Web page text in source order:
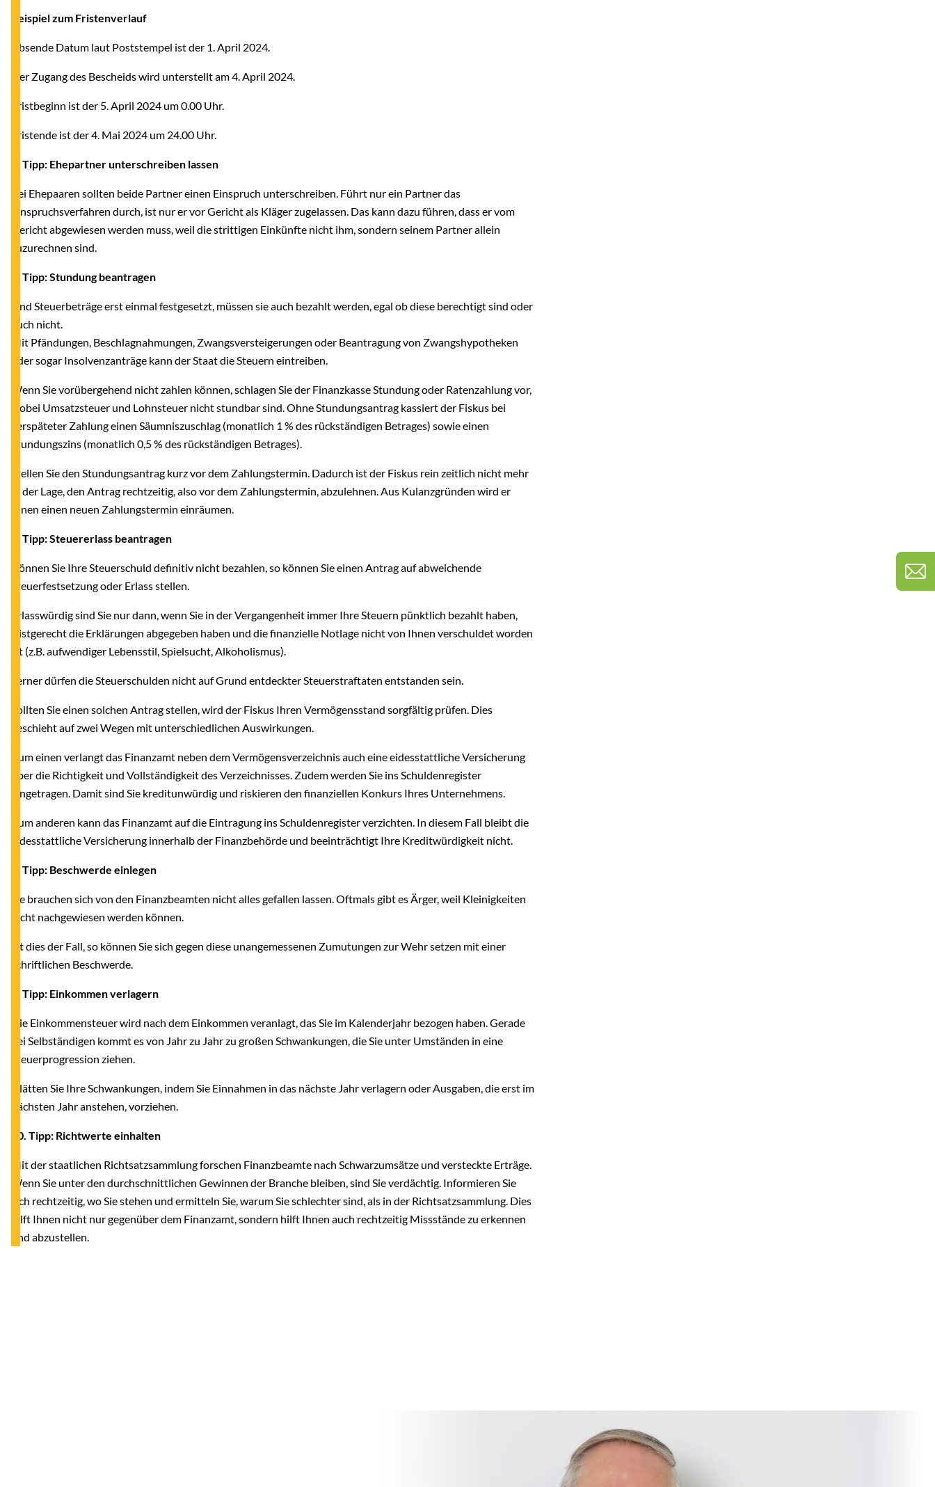
Beispiel zum Fristenverlauf
Absende Datum laut Poststempel ist der 1. April 2024.
Der Zugang des Bescheids wird unterstellt am 4. April 2024.
Fristbeginn ist der 5. April 2024 um 0.00 Uhr.
Fristende ist der 4. Mai 2024 um 24.00 Uhr.
5. Tipp: Ehepartner unterschreiben lassen
Bei Ehepaaren sollten beide Partner einen Einspruch unterschreiben. Führt nur ein Partner das
Einspruchsverfahren durch, ist nur er vor Gericht als Kläger zugelassen. Das kann dazu führen, dass er vom
Gericht abgewiesen werden muss, weil die strittigen Einkünfte nicht ihm, sondern seinem Partner allein
zuzurechnen sind.
6. Tipp: Stundung beantragen
Sind Steuerbeträge erst einmal festgesetzt, müssen sie auch bezahlt werden, egal ob diese berechtigt sind oder
auch nicht.
Mit Pfändungen, Beschlagnahmungen, Zwangsversteigerungen oder Beantragung von Zwangshypotheken
oder sogar Insolvenzanträge kann der Staat die Steuern eintreiben.
Wenn Sie vorübergehend nicht zahlen können, schlagen Sie der Finanzkasse Stundung oder Ratenzahlung vor,
wobei Umsatzsteuer und Lohnsteuer nicht stundbar sind. Ohne Stundungsantrag kassiert der Fiskus bei
verspäteter Zahlung einen Säumniszuschlag (monatlich 1 % des rückständigen Betrages) sowie einen
Stundungszins (monatlich 0,5 % des rückständigen Betrages).
Stellen Sie den Stundungsantrag kurz vor dem Zahlungstermin. Dadurch ist der Fiskus rein zeitlich nicht mehr
in der Lage, den Antrag rechtzeitig, also vor dem Zahlungstermin, abzulehnen. Aus Kulanzgründen wird er
Ihnen einen neuen Zahlungstermin einräumen.
7. Tipp: Steuererlass beantragen
Können Sie Ihre Steuerschuld definitiv nicht bezahlen, so können Sie einen Antrag auf abweichende
Steuerfestsetzung oder Erlass stellen.
Erlasswürdig sind Sie nur dann, wenn Sie in der Vergangenheit immer Ihre Steuern pünktlich bezahlt haben,
fristgerecht die Erklärungen abgegeben haben und die finanzielle Notlage nicht von Ihnen verschuldet worden
ist (z.B. aufwendiger Lebensstil, Spielsucht, Alkoholismus).
Ferner dürfen die Steuerschulden nicht auf Grund entdeckter Steuerstraftaten entstanden sein.
Sollten Sie einen solchen Antrag stellen, wird der Fiskus Ihren Vermögensstand sorgfältig prüfen. Dies
geschieht auf zwei Wegen mit unterschiedlichen Auswirkungen.
Zum einen verlangt das Finanzamt neben dem Vermögensverzeichnis auch eine eidesstattliche Versicherung
über die Richtigkeit und Vollständigkeit des Verzeichnisses. Zudem werden Sie ins Schuldenregister
eingetragen. Damit sind Sie kreditunwürdig und riskieren den finanziellen Konkurs Ihres Unternehmens.
Zum anderen kann das Finanzamt auf die Eintragung ins Schuldenregister verzichten. In diesem Fall bleibt die
eidesstattliche Versicherung innerhalb der Finanzbehörde und beeinträchtigt Ihre Kreditwürdigkeit nicht.
8. Tipp: Beschwerde einlegen
Sie brauchen sich von den Finanzbeamten nicht alles gefallen lassen. Oftmals gibt es Ärger, weil Kleinigkeiten
nicht nachgewiesen werden können.
Ist dies der Fall, so können Sie sich gegen diese unangemessenen Zumutungen zur Wehr setzen mit einer
schriftlichen Beschwerde.
9. Tipp: Einkommen verlagern
Die Einkommensteuer wird nach dem Einkommen veranlagt, das Sie im Kalenderjahr bezogen haben. Gerade
bei Selbständigen kommt es von Jahr zu Jahr zu großen Schwankungen, die Sie unter Umständen in eine
Steuerprogression ziehen.
Glätten Sie Ihre Schwankungen, indem Sie Einnahmen in das nächste Jahr verlagern oder Ausgaben, die erst im
nächsten Jahr anstehen, vorziehen.
10. Tipp: Richtwerte einhalten
Mit der staatlichen Richtsatzsammlung forschen Finanzbeamte nach Schwarzumsätze und versteckte Erträge.
Wenn Sie unter den durchschnittlichen Gewinnen der Branche bleiben, sind Sie verdächtig. Informieren Sie
sich rechtzeitig, wo Sie stehen und ermitteln Sie, warum Sie schlechter sind, als in der Richtsatzsammlung. Dies
hilft Ihnen nicht nur gegenüber dem Finanzamt, sondern hilft Ihnen auch rechtzeitig Missstände zu erkennen
und abzustellen.